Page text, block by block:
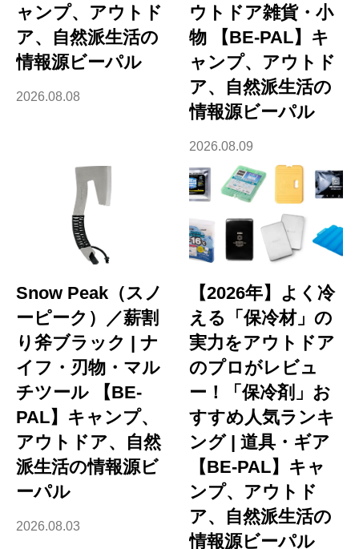
ャンプ、アウトド
ア、自然派生活の
情報源ビーパル
2026.08.08
ウトドア雑貨・小
物 【BE-PAL】キ
ャンプ、アウトド
ア、自然派生活の
情報源ビーパル
2026.08.09
Snow Peak（スノ
ーピーク）／薪割
り斧ブラック | ナ
イフ・刃物・マル
チツール 【BE-
PAL】キャンプ、
アウトドア、自然
派生活の情報源ビ
ーパル
2026.08.03
【2026年】よく冷
える「保冷材」の
実力をアウトドア
のプロがレビュ
ー！「保冷剤」お
すすめ人気ランキ
ング | 道具・ギア
【BE-PAL】キャ
ンプ、アウトド
ア、自然派生活の
情報源ビーパル